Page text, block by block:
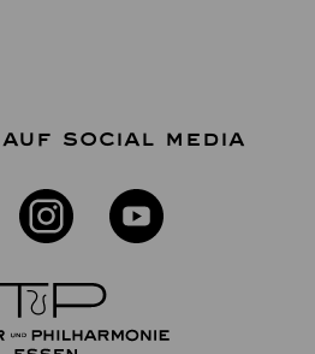
SOCIAL MEDIA